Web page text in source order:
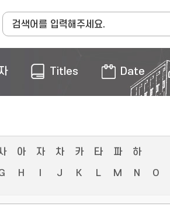
Titles Date
아 자 차 카 타 파
하
H J K L M N O